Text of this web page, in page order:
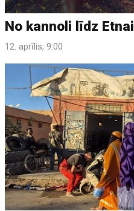
No kannoli līdz Etnai
12. aprīlis, 9:00